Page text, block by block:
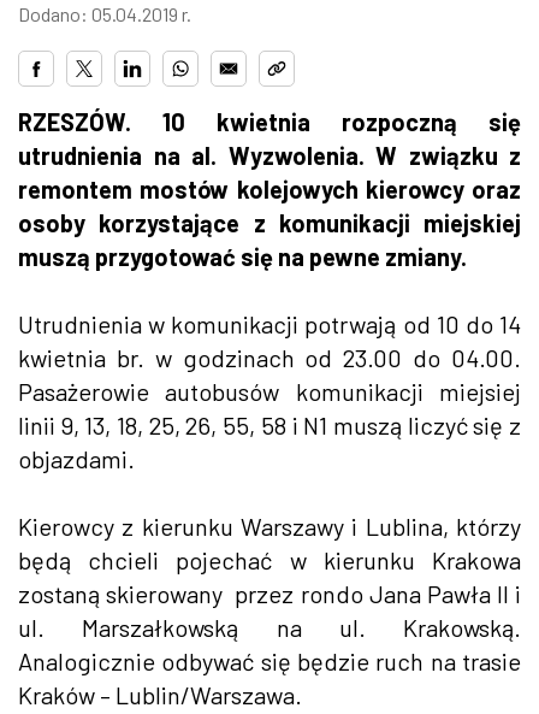
Dodano: 05.04.2019 r.
RZESZÓW. 10 kwietnia rozpoczną się
utrudnienia na al. Wyzwolenia. W związku z
remontem mostów kolejowych kierowcy oraz
osoby korzystające z komunikacji miejskiej
muszą przygotować się na pewne zmiany.
Utrudnienia w komunikacji potrwają od 10 do 14
kwietnia br. w godzinach od 23.00 do 04.00.
Pasażerowie autobusów komunikacji miejsiej
linii 9, 13, 18, 25, 26, 55, 58 i N1 muszą liczyć się z
objazdami.
Kierowcy z kierunku Warszawy i Lublina, którzy
będą chcieli pojechać w kierunku Krakowa
zostaną skierowany przez rondo Jana Pawła II i
ul. Marszałkowską na ul. Krakowską.
Analogicznie odbywać się będzie ruch na trasie
Kraków – Lublin/Warszawa.